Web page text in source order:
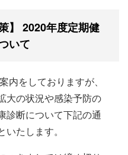
】 2020年度定期健
いて
内をしておりますが、
大の状況や感染予防の
診断について下記の通
たします。